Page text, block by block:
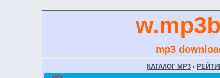
mp3
КАТАЛОГ MP3 •